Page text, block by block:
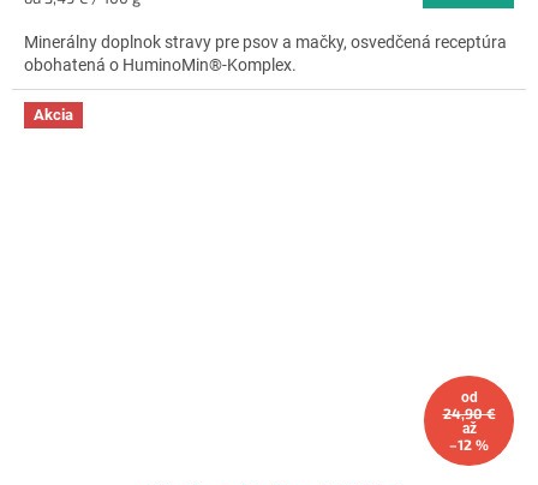
4,8
zMinerálny doplnok stravy pre psov a mačky, osvedčená receptúra ​​
obohatená o HuminoMin®-Komplex.
Akcia
od
24,90 €
až
–12 %